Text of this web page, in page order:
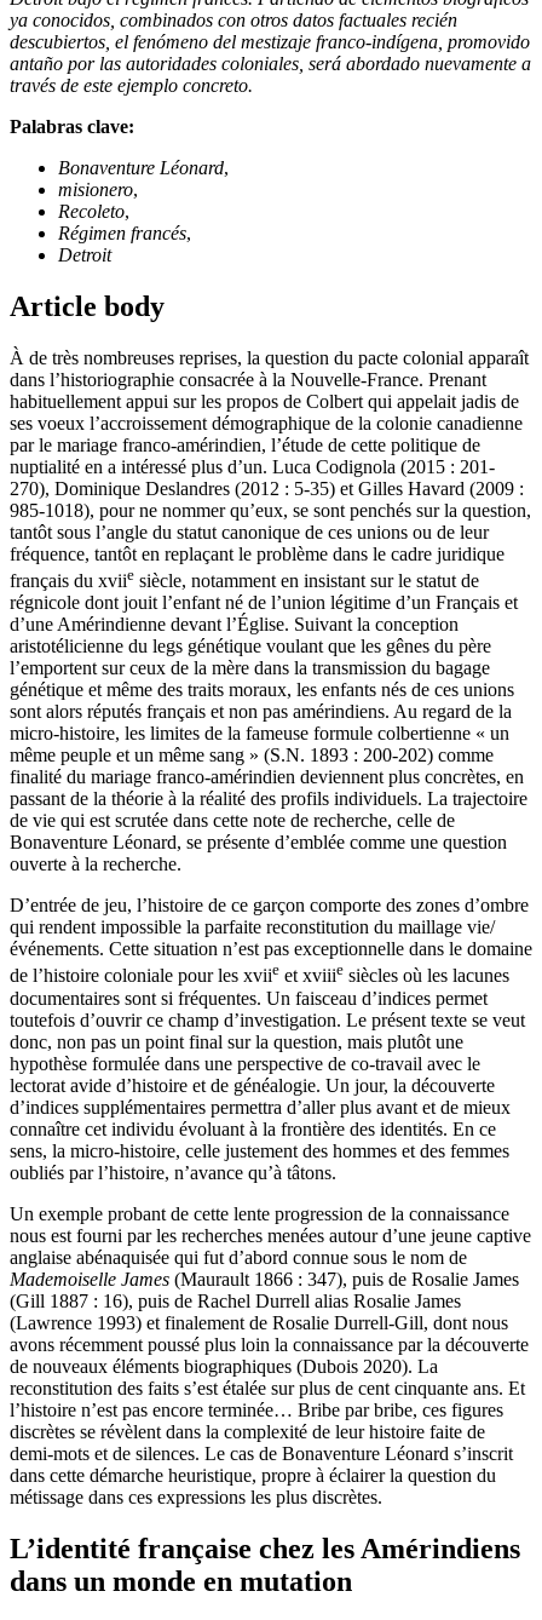
ya conocidos, combinados con otros datos factuales recién
descubiertos, el fenómeno del mestizaje franco-indígena, promovido
antaño por las autoridades coloniales, será abordado nuevamente a
través de este ejemplo concreto.
Palabras clave:
Bonaventure Léonard,
misionero,
Recoleto,
Régimen francés,
Detroit
Article body
À de très nombreuses reprises, la question du pacte colonial apparaît
dans l’historiographie consacrée à la Nouvelle-France. Prenant
habituellement appui sur les propos de Colbert qui appelait jadis de
ses voeux l’accroissement démographique de la colonie canadienne
par le mariage franco-amérindien, l’étude de cette politique de
nuptialité en a intéressé plus d’un. Luca Codignola (2015 : 201-
270), Dominique Deslandres (2012 : 5-35) et Gilles Havard (2009 :
985-1018), pour ne nommer qu’eux, se sont penchés sur la question,
tantôt sous l’angle du statut canonique de ces unions ou de leur
fréquence, tantôt en replaçant le problème dans le cadre juridique
français du xviie siècle, notamment en insistant sur le statut de
régnicole dont jouit l’enfant né de l’union légitime d’un Français et
d’une Amérindienne devant l’Église. Suivant la conception
aristotélicienne du legs génétique voulant que les gênes du père
l’emportent sur ceux de la mère dans la transmission du bagage
génétique et même des traits moraux, les enfants nés de ces unions
sont alors réputés français et non pas amérindiens. Au regard de la
micro-histoire, les limites de la fameuse formule colbertienne « un
même peuple et un même sang » (S.N. 1893 : 200-202) comme
finalité du mariage franco-amérindien deviennent plus concrètes, en
passant de la théorie à la réalité des profils individuels. La trajectoire
de vie qui est scrutée dans cette note de recherche, celle de
Bonaventure Léonard, se présente d’emblée comme une question
ouverte à la recherche.
D’entrée de jeu, l’histoire de ce garçon comporte des zones d’ombre
qui rendent impossible la parfaite reconstitution du maillage vie/
événements. Cette situation n’est pas exceptionnelle dans le domaine
de l’histoire coloniale pour les xviie etxviiie siècles où les lacunes
documentaires sont si fréquentes. Un faisceau d’indices permet
toutefois d’ouvrir ce champ d’investigation. Le présent texte se veut
donc, non pas un point final sur la question, mais plutôt une
hypothèse formulée dans une perspective de co-travail avec le
lectorat avide d’histoire et de généalogie. Un jour, la découverte
d’indices supplémentaires permettra d’aller plus avant et de mieux
connaître cet individu évoluant à la frontière des identités. En ce
sens, la micro-histoire, celle justement des hommes et des femmes
oubliés par l’histoire, n’avance qu’à tâtons.
Un exemple probant de cette lente progression de la connaissance
nous est fourni par les recherches menées autour d’une jeune captive
anglaise abénaquisée qui fut d’abord connue sous le nom de
Mademoiselle James (Maurault 1866 : 347), puis de Rosalie James
(Gill 1887 : 16), puis de Rachel Durrell alias Rosalie James
(Lawrence 1993) et finalement de Rosalie Durrell-Gill, dont nous
avons récemment poussé plus loin la connaissance par la découverte
de nouveaux éléments biographiques (Dubois 2020). La
reconstitution des faits s’est étalée sur plus de cent cinquante ans. Et
l’histoire n’est pas encore terminée… Bribe par bribe, ces figures
discrètes se révèlent dans la complexité de leur histoire faite de
demi-mots et de silences. Le cas de Bonaventure Léonard s’inscrit
dans cette démarche heuristique, propre à éclairer la question du
métissage dans ces expressions les plus discrètes.
L’identité française chez les Amérindiens
dans un monde en mutation